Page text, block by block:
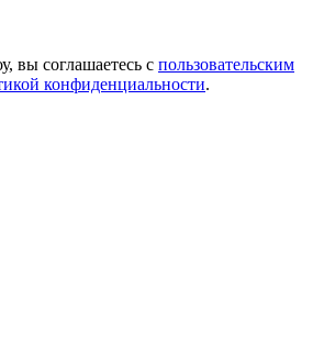
вы соглашаетесь с пользовательским
конфиденциальности.